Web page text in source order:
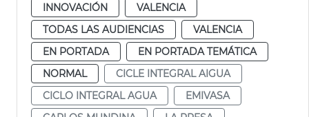
INNOVACIÓN
VALENCIA
TODAS LAS AUDIENCIAS
VALENCIA
EN PORTADA
EN PORTADA TEMÁTICA
NORMAL
CICLE INTEGRAL AIGUA
CICLO INTEGRAL AGUA
EMIVASA